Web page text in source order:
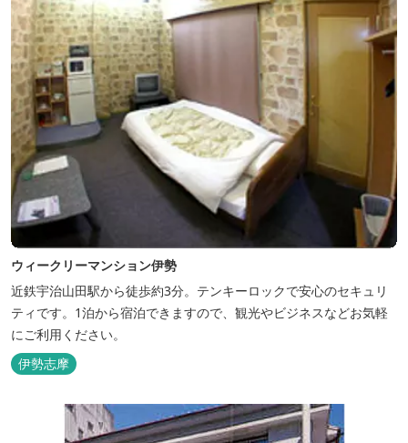
ウィークリーマンション伊勢
近鉄宇治山田駅から徒歩約3分。テンキーロックで安心のセキュリ
ティです。1泊から宿泊できますので、観光やビジネスなどお気軽
にご利用ください。
伊勢志摩